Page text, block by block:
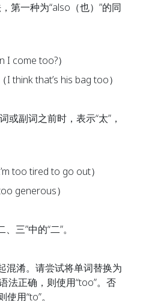
第一种为“also（也）”的同
I come too?）
think that’s his bag too）
或副词之前时，表示“太”，
too tired to go out）
generous）
三”中的“二”。
混淆。请尝试将单词替换为
法正确，则使用“too”。否
用“to”。